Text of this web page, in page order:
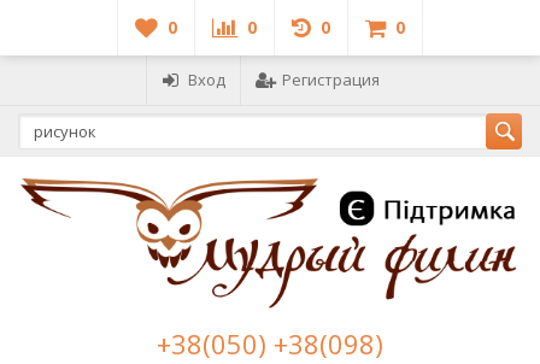
0 0 0 0
Вход Регистрация
+38(050) +38(098)